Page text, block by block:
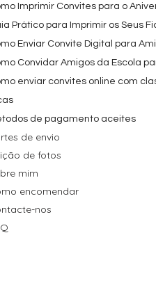
Imprimir Convites para o
Prático para Imprimir os Seus
Enviar Convite Digital para
Convidar Amigos da Escola
enviar convites online com
de pagamento aceites
de envio
de fotos
mim
encomendar
nos